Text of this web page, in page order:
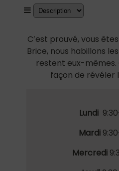
C’est prouvé, vous
Brice, nous habillons
restent eux-mêmes.
façon de révéler
Lundi
Mardi 9:30
Mercredi